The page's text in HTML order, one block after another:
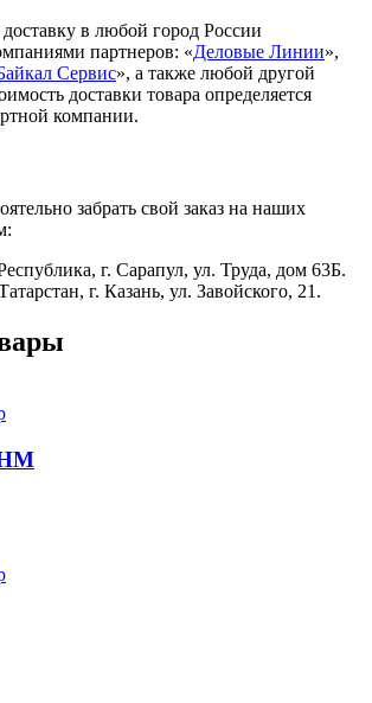
в любой город России
партнеров: «Деловые Линии»,
Сервис», а также любой другой
доставки товара определяется
компании.
забрать свой заказ на наших
г. Сарапул, ул. Труда, дом 63Б.
г. Казань, ул. Завойского, 21.